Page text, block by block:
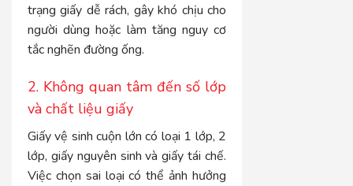
trạng giấy dễ rách, gây khó chịu cho
người dùng hoặc làm tăng nguy cơ
tắc nghẽn đường ống.
2. Không quan tâm đến số lớp
và chất liệu giấy
Giấy vệ sinh cuộn lớn có loại 1 lớp, 2
lớp, giấy nguyên sinh và giấy tái chế.
Việc chọn sai loại có thể ảnh hưởng